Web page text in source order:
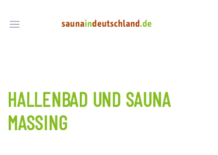
HALLENBAD UND SAUNA
MASSING